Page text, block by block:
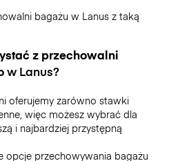
bagażu w Lanusz taką
z przechowalni
w Lanus?
oferujemy zarówno stawki
więc możesz wybrać dla
i najbardziej przystępną
opcje przechowywania bagażu